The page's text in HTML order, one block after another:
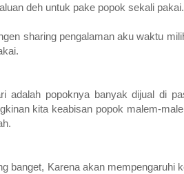
deh untuk pake popok sekali pakai.
sharing pengalaman aku waktu
adalah popoknya banyak dijual di
kita keabisan popok malem-
banget, Karena akan